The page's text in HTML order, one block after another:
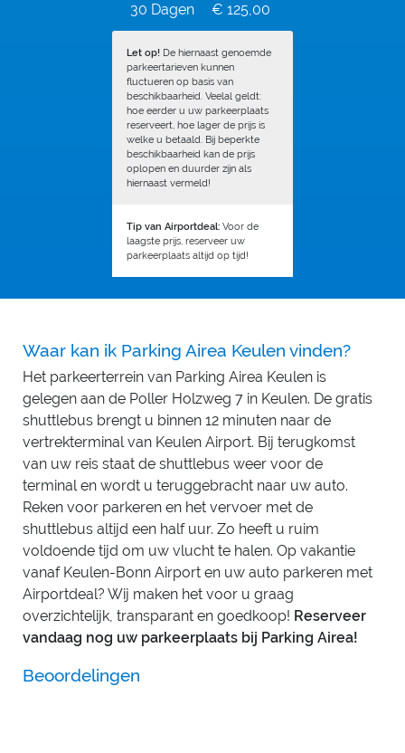
30 Dagen
€ 125,00
Let op! De hiernaast genoemde
parkeertarieven kunnen
fluctueren op basis van
beschikbaarheid. Veelal geldt:
hoe eerder u uw parkeerplaats
reserveert, hoe lager de prijs is
welke u betaald. Bij beperkte
beschikbaarheid kan de prijs
oplopen en duurder zijn als
hiernaast vermeld!
Tip van Airportdeal: Voor de
laagste prijs, reserveer uw
parkeerplaats altijd op tijd!
Waar kan ik Parking Airea Keulen vinden?
Het parkeerterrein van Parking Airea Keulen is
gelegen aan de Poller Holzweg 7 in Keulen. De gratis
shuttlebus brengt u binnen 12 minuten naar de
vertrekterminal van Keulen Airport. Bij terugkomst
van uw reis staat de shuttlebus weer voor de
terminal en wordt u teruggebracht naar uw auto.
Reken voor parkeren en het vervoer met de
shuttlebus altijd een half uur. Zo heeft u ruim
voldoende tijd om uw vlucht te halen. Op vakantie
vanaf Keulen-Bonn Airport en uw auto parkeren met
Airportdeal? Wij maken het voor u graag
overzichtelijk, transparant en goedkoop! Reserveer
vandaag nog uw parkeerplaats bij Parking Airea!
Beoordelingen